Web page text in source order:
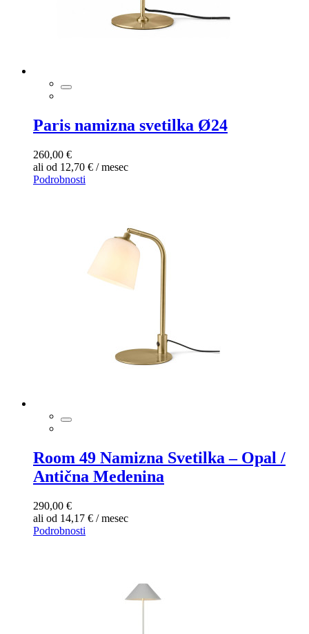
Paris namizna svetilka Ø24
260,00 €
ali od 12,70 € / mesec
Podrobnosti
Room 49 Namizna Svetilka – Opal /
Antična Medenina
290,00 €
ali od 14,17 € / mesec
Podrobnosti